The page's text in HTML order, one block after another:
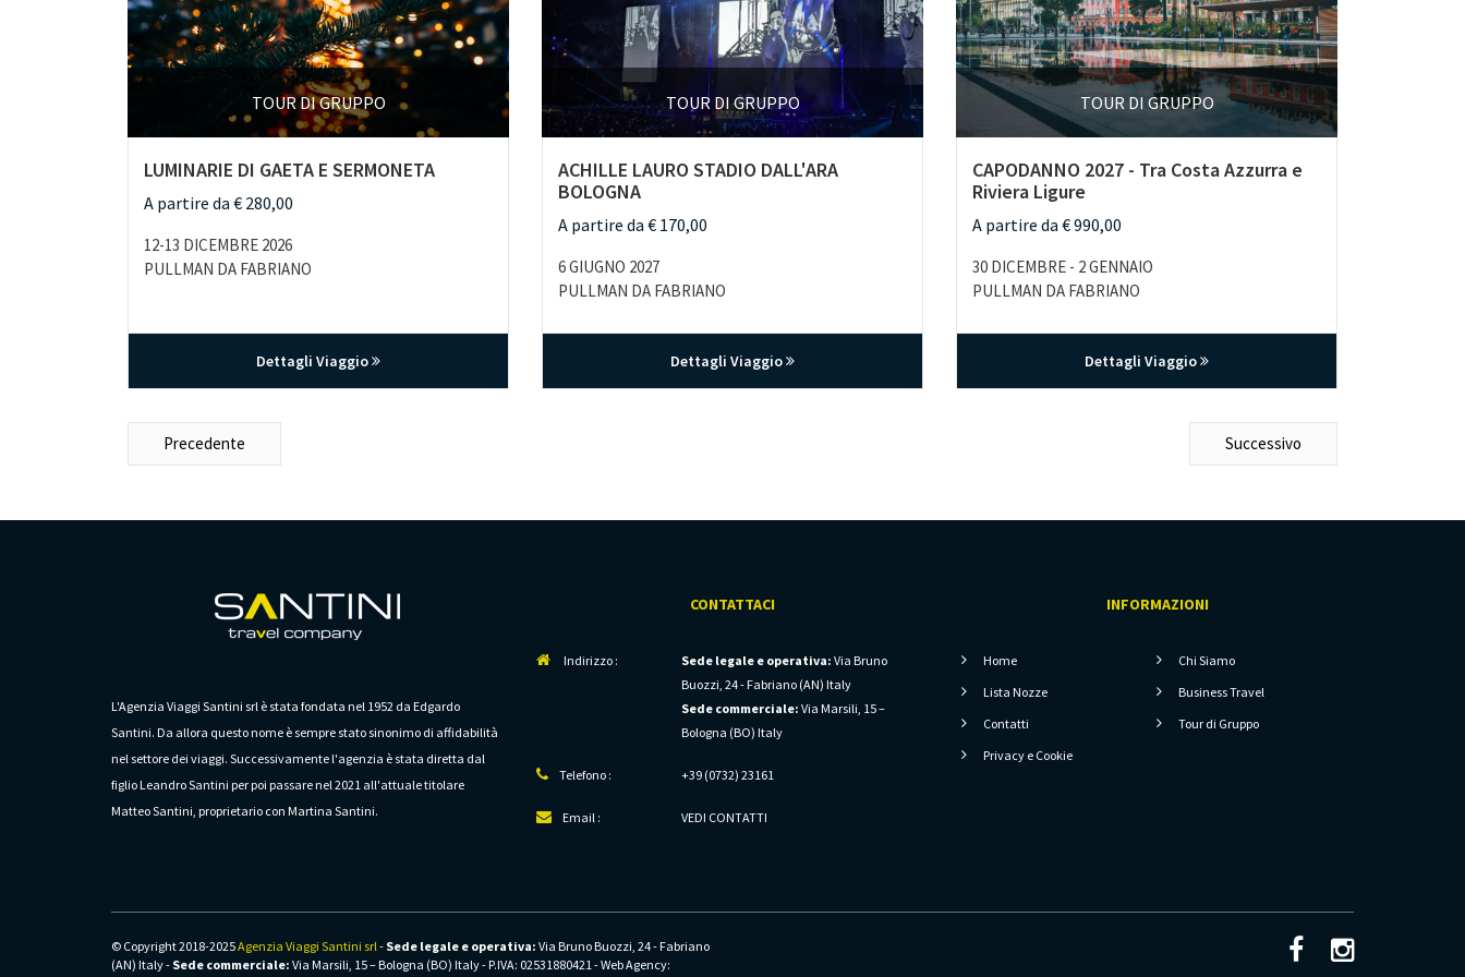
TOUR DI GRUPPO
LUMINARIE DI GAETA E SERMONETA
A partire da € 280,00
12-13 DICEMBRE 2026
PULLMAN DA FABRIANO
Dettagli Viaggio
TOUR DI GRUPPO
ACHILLE LAURO STADIO DALL'ARA
BOLOGNA
A partire da € 170,00
6 GIUGNO 2027
PULLMAN DA FABRIANO
Dettagli Viaggio
TOUR DI GRUPPO
CAPODANNO 2027 - Tra Costa Azzurra e
Riviera Ligure
A partire da € 990,00
30 DICEMBRE - 2 GENNAIO
PULLMAN DA FABRIANO
Dettagli Viaggio
Precedente Successivo
L'Agenzia Viaggi Santini srl è stata fondata nel 1952 da Edgardo
Santini. Da allora questo nome è sempre stato sinonimo di affidabilità
nel settore dei viaggi. Successivamente l'agenzia è stata diretta dal
figlio Leandro Santini per poi passare nel 2021 all'attuale titolare
Matteo Santini, proprietario con Martina Santini.
CONTATTACI
Indirizzo : Sede legale e operativa: Via Bruno
Buozzi, 24 - Fabriano (AN) Italy
Sede commerciale: Via Marsili, 15 –
Bologna (BO) Italy
Telefono : +39 (0732) 23161
Email : VEDI CONTATTI
INFORMAZIONI
Home
Chi Siamo
Lista Nozze
Business Travel
Contatti
Tour di Gruppo
Privacy e Cookie
© Copyright 2018-2025Agenzia Viaggi Santini srl - Sede legale e operativa: Via Bruno Buozzi, 24 - Fabriano
(AN) Italy - Sede commerciale: Via Marsili, 15 – Bologna (BO) Italy - P.IVA: 02531880421 - Web Agency: